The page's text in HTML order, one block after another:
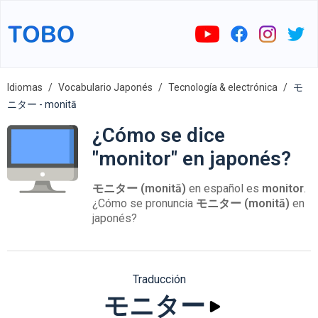
Idiomas Vocabulario Japonés Tecnología & electrónica
モ
ニター - monitā
¿Cómo se dice
"monitor" en japonés?
モニター (monitā) en español es monitor.
¿Cómo se pronuncia モニター (monitā) en
japonés?
Traducción
モニター